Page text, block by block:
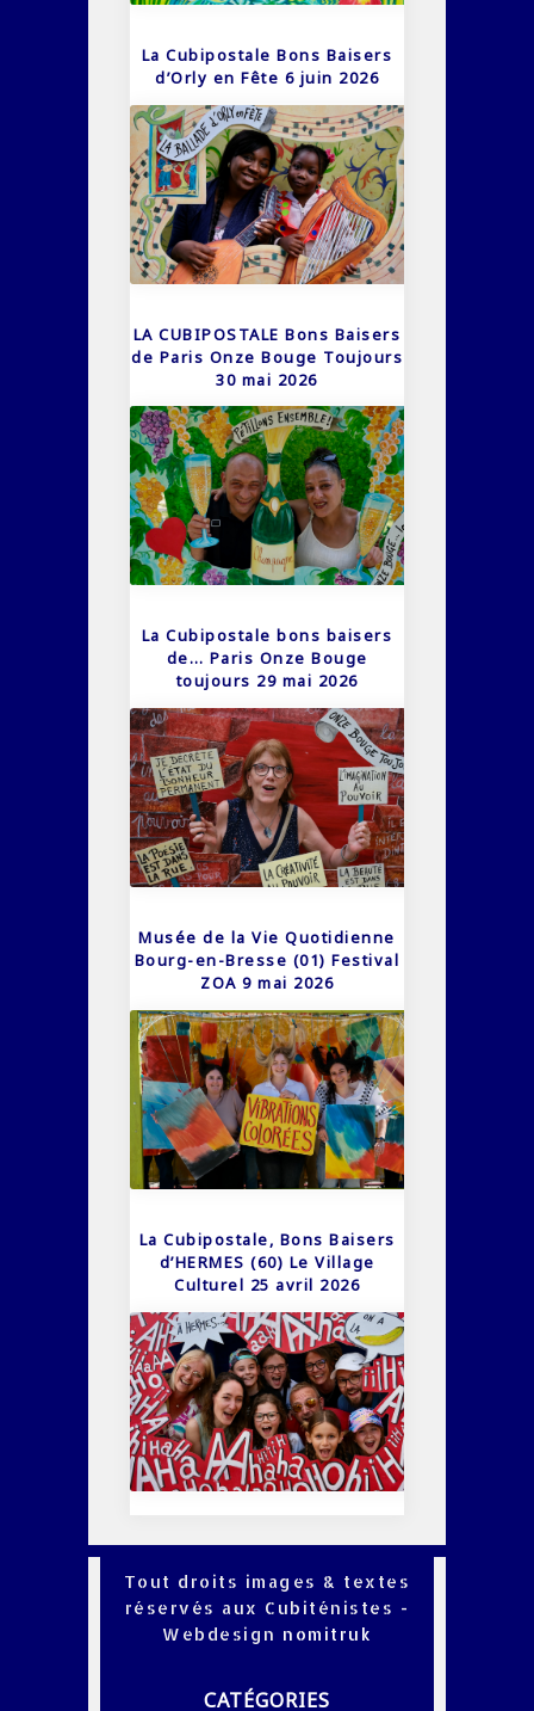
La Cubipostale Bons Baisers
d’Orly en Fête 6 juin 2026
LA CUBIPOSTALE Bons Baisers
de Paris Onze Bouge Toujours
30 mai 2026
La Cubipostale bons baisers
de… Paris Onze Bouge
toujours 29 mai 2026
Musée de la Vie Quotidienne
Bourg-en-Bresse (01) Festival
ZOA 9 mai 2026
La Cubipostale, Bons Baisers
d’HERMES (60) Le Village
Culturel 25 avril 2026
Tout droits images & textes
réservés aux Cubiténistes -
Webdesign nomitruk
CATÉGORIES